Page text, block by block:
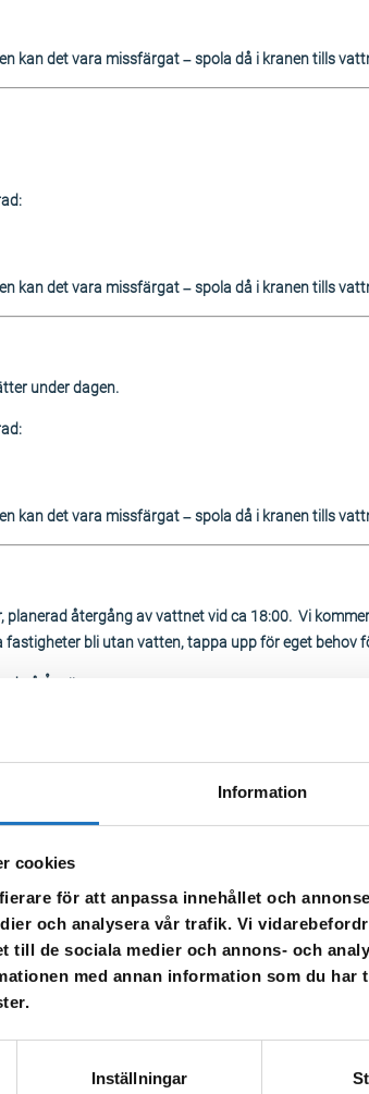
Information
cookies
för att anpassa innehållet och
och analysera vår trafik. Vi
till de sociala medier och annons- och
med annan information som du
Inställningar
kan det vara missfärgat – spola då i kranen tills
kan det vara missfärgat – spola då i kranen tills
under dagen.
kan det vara missfärgat – spola då i kranen tills
planerad återgång av vattnet vid ca 18:00. Vi
fastigheter bli utan vatten, tappa upp för eget behov
på Åsvägen.
på Sörlins väg och Åsvägen.
kan det vara missfärgat – spola då i kranen tills
att stängas av 18/12 på grund av